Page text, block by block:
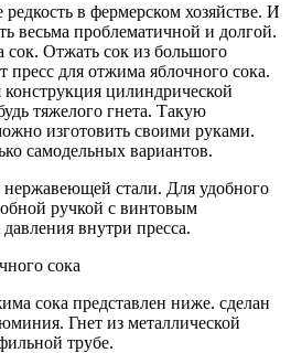
в фермерском хозяйстве. И
весьма проблематичной и долгой.
Отжать сок из большого
пресс для отжима яблочного сока.
конструкция цилиндрической
тяжелого гнета. Такую
изготовить своими руками.
самодельных вариантов.
нержавеющей стали. Для удобного
ручкой с винтовым
внутри пресса.
сока представлен ниже. сделан
Гнет из металлической
трубе.